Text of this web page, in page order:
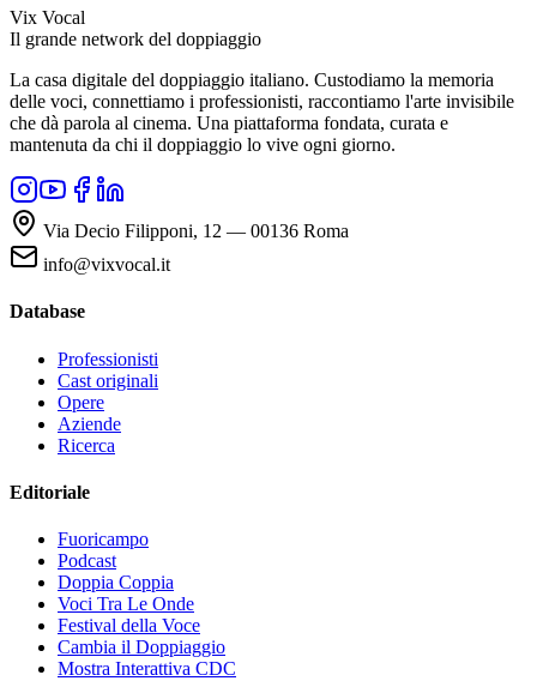
Vix Vocal
Il grande network del doppiaggio
La casa digitale del doppiaggio italiano. Custodiamo la memoria
delle voci, connettiamo i professionisti, raccontiamo l'arte invisibile
che dà parola al cinema. Una piattaforma fondata, curata e
mantenuta da chi il doppiaggio lo vive ogni giorno.
Via Decio Filipponi, 12 — 00136 Roma
info@vixvocal.it
Database
Professionisti
Cast originali
Opere
Aziende
Ricerca
Editoriale
Fuoricampo
Podcast
Doppia Coppia
Voci Tra Le Onde
Festival della Voce
Cambia il Doppiaggio
Mostra Interattiva CDC